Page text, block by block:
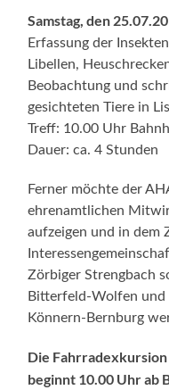
Samstag, den
Erfassung der
Libellen,
Beobachtung und
gesichteten Tiere in
Treff: 10.00 Uhr
Dauer: ca. 4 Stunden
Ferner möchte der
ehrenamtlichen
aufzeigen und in dem
Zörbiger Strengbach
Bitterfeld-Wolfen und
Könnern-Bernburg
Die Fahrradexkursion
beginnt 10.00 Uhr ab